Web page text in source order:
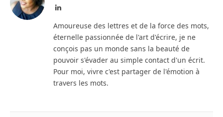
LinkedIn
Amoureuse des lettres et de la force des mots,
éternelle passionnée de l'art d'écrire, je ne
conçois pas un monde sans la beauté de
pouvoir s'évader au simple contact d'un écrit.
Pour moi, vivre c'est partager de l'émotion à
travers les mots.